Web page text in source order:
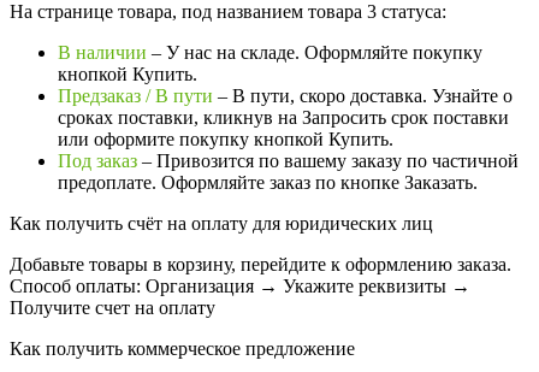
На странице товара, под названием товара 3 статуса:
В наличии – У нас на складе. Оформляйте покупку
кнопкой Купить.
Предзаказ / В пути – В пути, скоро доставка. Узнайте о
сроках поставки, кликнув на Запросить cрок поставки
или оформите покупку кнопкой Купить.
Под заказ – Привозится по вашему заказу по частичной
предоплате. Оформляйте заказ по кнопке Заказать.
Как получить счёт на оплату для юридических лиц
Добавьте товары в корзину, перейдите к оформлению заказа.
Способ оплаты: Организация → Укажите реквизиты →
Получите счет на оплату
Как получить коммерческое предложение